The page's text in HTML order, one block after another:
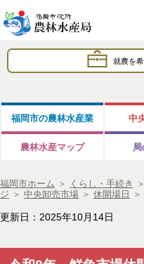
就農を
福岡市の農林水産業 中
農林水産マップ
福岡市ホーム ＞ くらし・手続き ＞
ジ ＞ 中央卸売市場 ＞ 休開場日 ＞
更新日：2025年10月14日